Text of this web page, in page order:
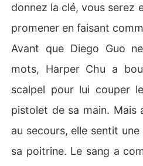
donnez la clé, vous serez
promener en faisant
Avant que Diego Guo
mots, Harper Chu a
scalpel pour lui couper
pistolet de sa main. Mais
au secours, elle sentit
sa poitrine. Le sang a